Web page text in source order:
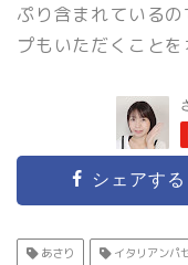
ぷり含まれている
プもいただくこと
シェアする
あさり イタリアンパ